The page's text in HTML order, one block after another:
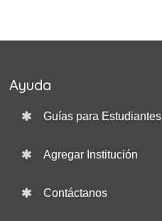
Ayuda
Guías para Estudiantes
Agregar Institución
Contáctanos